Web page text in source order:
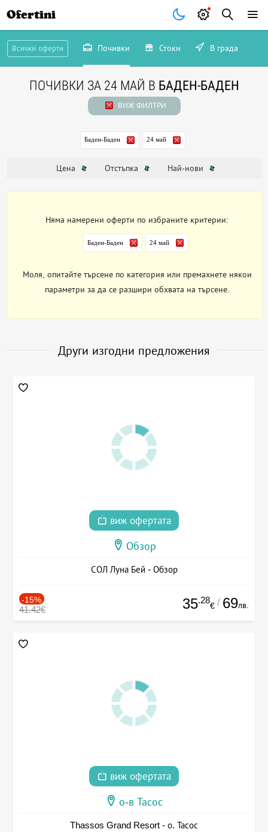
Ofertini
Всички оферти Почивки Стоки В града
ПОЧИВКИ ЗА 24 МАЙ В БАДЕН-БАДЕН
ВИЖ ФИЛТРИ
Баден-Баден 24 май
Цена Отстъпка Най-нови
Няма намерени оферти по избраните критерии:
Баден-Баден 24 май
Моля, опитайте търсене по категория или премахнете някои
параметри за да се разшири обхвата на търсене.
Други изгодни предложения
виж офертата
Обзор
СОЛ Луна Бей - Обзор
-15%
41.42€ 35.28
€ / 69лв.
виж офертата
о-в Тасос
Thassos Grand Resort - о. Тасос